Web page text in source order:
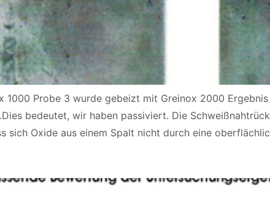
1000 Probe 3 wurde gebeizt mit Greinox 2000
bedeutet, wir haben passiviert. Die
sich Oxide aus einem Spalt nicht durch eine